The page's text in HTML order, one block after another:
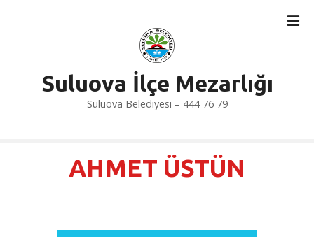
Suluova İlçe Mezarlığı
Suluova Belediyesi – 444 76 79
AHMET ÜSTÜN